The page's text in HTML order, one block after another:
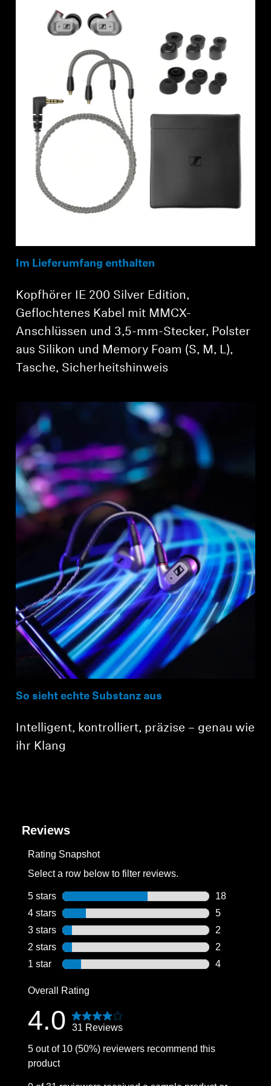
Im Lieferumfang enthalten
Kopfhörer IE 200 Silver Edition,
Geflochtenes Kabel mit MMCX-
Anschlüssen und 3,5-mm-Stecker, Polster
aus Silikon und Memory Foam (S, M, L),
Tasche, Sicherheitshinweis
So sieht echte Substanz aus
Intelligent, kontrolliert, präzise – genau wie
ihr Klang
Reviews
Rating Snapshot
Select a row below to filter reviews.
5 stars stars
18
18 reviews
4 stars stars
5
5 reviews
3 stars stars
2
2 reviews
2 stars stars
2
2 reviews
1 star stars
4
Overall Rating
4.0 31 Reviews
5 out of 10 (50%) reviewers recommend this
product
Anmeldung erforderlich
Melden Sie sich bei Ihrem Konto an, um
Produkte zu Ihrer Wunschliste hinzuzufügen und
Ihre zuvor gespeicherten Artikel anzuzeigen.